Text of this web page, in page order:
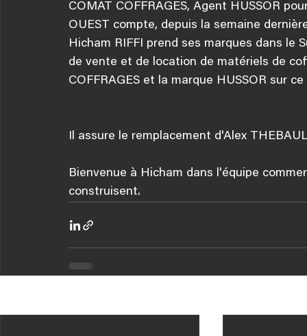
COMAT COFFRAGES, Agent HUSSOR
OUEST compte, depuis la semaine
Hicham RIFFI prend ses marques dans
de vente et de location de matériels de
COFFRAGES et la marque HUSSOR sur
Il assure le remplacement d'Alex
Bienvenue à Hicham dans l'équipe
construisent.